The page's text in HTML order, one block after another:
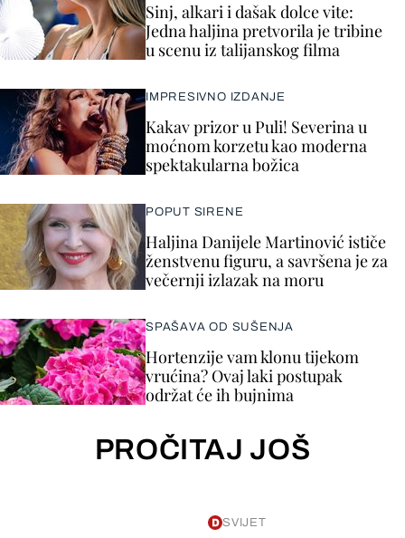
Sinj, alkari i dašak dolce vite:
Jedna haljina pretvorila je tribine
u scenu iz talijanskog filma
IMPRESIVNO IZDANJE
Kakav prizor u Puli! Severina u
moćnom korzetu kao moderna
spektakularna božica
POPUT SIRENE
Haljina Danijele Martinović ističe
ženstvenu figuru, a savršena je za
večernji izlazak na moru
SPAŠAVA OD SUŠENJA
Hortenzije vam klonu tijekom
vrućina? Ovaj laki postupak
održat će ih bujnima
PROČITAJ JOŠ
SVIJET